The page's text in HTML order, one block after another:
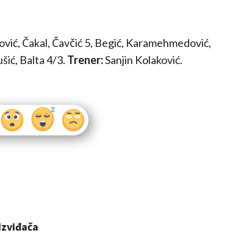
Čakal, Čavčić 5, Begić, Karamehmedović,
Balta 4/3. Trener:Sanjin Kolaković.